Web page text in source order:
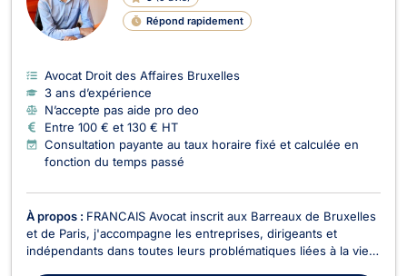
Répond rapidement
E
Avocat Droit des Affaires Bruxelles
3 ans d’expérience
N’accepte pas aide pro deo
Entre 100 € et 130 € HT
Consultation payante au taux horaire fixé et calculée en
fonction du temps passé
À propos : FRANCAIS Avocat inscrit aux Barreaux de Bruxelles
et de Paris, j'accompagne les entreprises, dirigeants et
indépendants dans toutes leurs problématiques liées à la vie